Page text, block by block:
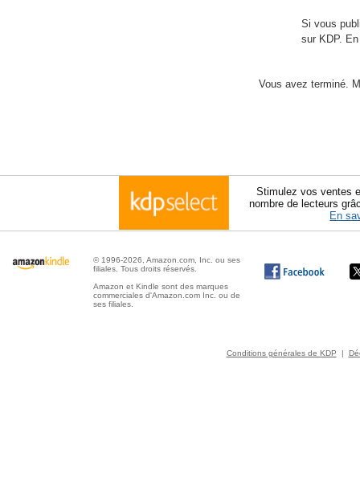
Si vous
sur KDP.
Vous avez terminé.
Stimulez vos ventes
nombre de lecteurs
En
© 1996-2026, Amazon.com, Inc. ou ses
filiales. Tous droits réservés.
Amazon et Kindle sont des marques
commerciales d'Amazon.com Inc. ou de
ses filiales.
Conditions générales de KDP |